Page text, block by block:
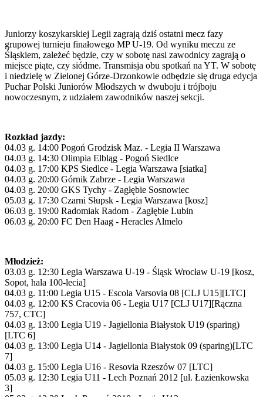
Juniorzy koszykarskiej Legii zagrają dziś ostatni mecz fazy
grupowej turnieju finałowego MP U-19. Od wyniku meczu ze
Śląskiem, zależeć będzie, czy w sobotę nasi zawodnicy zagrają o
miejsce piąte, czy siódme. Transmisja obu spotkań na YT. W sobotę
i niedzielę w Zielonej Górze-Drzonkowie odbędzie się druga edycja
Puchar Polski Juniorów Młodszych w dwuboju i trójboju
nowoczesnym, z udziałem zawodników naszej sekcji.
Rozkład jazdy:
04.03 g. 14:00 Pogoń Grodzisk Maz. - Legia II Warszawa
04.03 g. 14:30 Olimpia Elbląg - Pogoń Siedlce
04.03 g. 17:00 KPS Siedlce - Legia Warszawa [siatka]
04.03 g. 20:00 Górnik Zabrze - Legia Warszawa
04.03 g. 20:00 GKS Tychy - Zagłębie Sosnowiec
05.03 g. 17:30 Czarni Słupsk - Legia Warszawa [kosz]
06.03 g. 19:00 Radomiak Radom - Zagłębie Lubin
06.03 g. 20:00 FC Den Haag - Heracles Almelo
Młodzież:
03.03 g. 12:30 Legia Warszawa U-19 - Śląsk Wrocław U-19 [kosz,
Sopot, hala 100-lecia]
04.03 g. 11:00 Legia U15 - Escola Varsovia 08 [CLJ U15][LTC]
04.03 g. 12:00 KS Cracovia 06 - Legia U17 [CLJ U17][Rączna
757, CTC]
04.03 g. 13:00 Legia U19 - Jagiellonia Białystok U19 (sparing)
[LTC 6]
04.03 g. 13:00 Legia U14 - Jagiellonia Białystok 09 (sparing)[LTC
7]
04.03 g. 15:00 Legia U16 - Resovia Rzeszów 07 [LTC]
05.03 g. 12:30 Legia U11 - Lech Poznań 2012 [ul. Łazienkowska
3]